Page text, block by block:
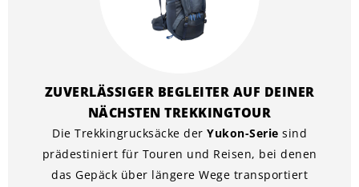
ZUVERLÄSSIGER BEGLEITER AUF DEINER
NÄCHSTEN TREKKINGTOUR
Die Trekkingrucksäcke der Yukon-Serie sind
prädestiniert für Touren und Reisen, bei denen
das Gepäck über längere Wege transportiert